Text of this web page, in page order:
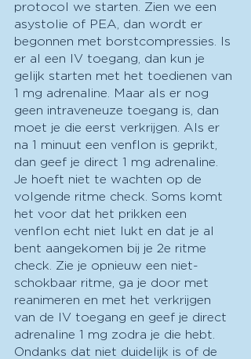
protocol we starten. Zien we een
asystolie of PEA, dan wordt er
begonnen met borstcompressies. Is
er al een IV toegang, dan kun je
gelijk starten met het toedienen van
1 mg adrenaline. Maar als er nog
geen intraveneuze toegang is, dan
moet je die eerst verkrijgen. Als er
na 1 minuut een venflon is geprikt,
dan geef je direct 1 mg adrenaline.
Je hoeft niet te wachten op de
volgende ritme check. Soms komt
het voor dat het prikken een
venflon echt niet lukt en dat je al
bent aangekomen bij je 2e ritme
check. Zie je opnieuw een niet-
schokbaar ritme, ga je door met
reanimeren en met het verkrijgen
van de IV toegang en geef je direct
adrenaline 1 mg zodra je die hebt.
Ondanks dat niet duidelijk is of de